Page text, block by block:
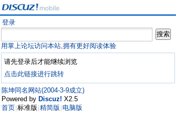
登录
用掌上论坛访问本站,拥有更好阅读体验
请先登录后才能继续浏览
点击此链接进行跳转
陈坤同名网站(2004-3-9成立)
Powered by Discuz! X2.5
首页 标准版 精简版 电脑版